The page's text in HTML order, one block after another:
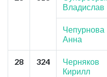
Владислав
Чепурнова
Анна
28 324
Черняков
Кирилл